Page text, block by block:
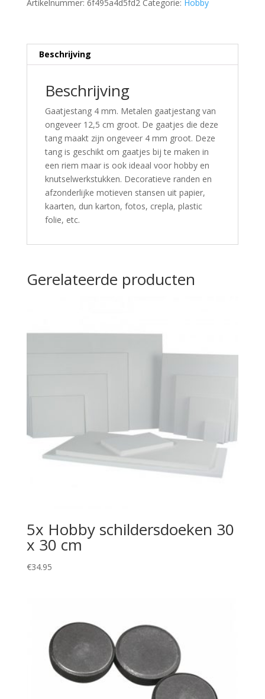
Artikelnummer: 6f495a4d5fd2 Categorie: Hobby
Beschrijving
Beschrijving
Gaatjestang 4 mm. Metalen gaatjestang van
ongeveer 12,5 cm groot. De gaatjes die deze
tang maakt zijn ongeveer 4 mm groot. Deze
tang is geschikt om gaatjes bij te maken in
een riem maar is ook ideaal voor hobby en
knutselwerkstukken. Decoratieve randen en
afzonderlijke motieven stansen uit papier,
kaarten, dun karton, fotos, crepla, plastic
folie, etc.
Gerelateerde producten
5x Hobby schildersdoeken 30
x 30 cm
€34.95